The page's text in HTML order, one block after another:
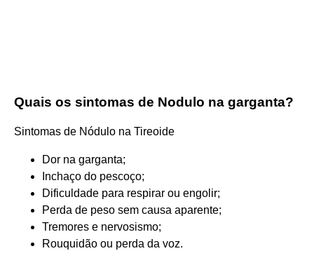
Quais os sintomas de Nodulo na garganta?
Sintomas de Nódulo na Tireoide
Dor na garganta;
Inchaço do pescoço;
Dificuldade para respirar ou engolir;
Perda de peso sem causa aparente;
Tremores e nervosismo;
Rouquidão ou perda da voz.